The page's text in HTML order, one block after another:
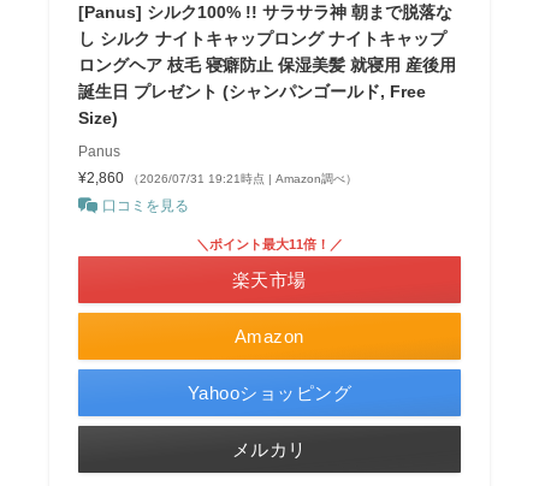
[Panus] シルク100% !! サラサラ神 朝まで脱落な
し シルク ナイトキャップロング ナイトキャップ
ロングヘア 枝毛 寝癖防止 保湿美髪 就寝用 産後用
誕生日 プレゼント (シャンパンゴールド, Free
Size)
Panus
¥2,860
（2026/07/31 19:21時点 | Amazon調べ）
口コミを見る
Amazon
＼ポイント最大11倍！／
楽天市場
Yahooショッピング
メルカリ